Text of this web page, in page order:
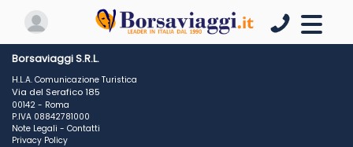
Borsaviaggi S.R.L.
H.L.A. Comunicazione Turistica
Via del Serafico 185
00142 - Roma
P.IVA 08842781000
Note Legali - Contatti
Privacy Policy